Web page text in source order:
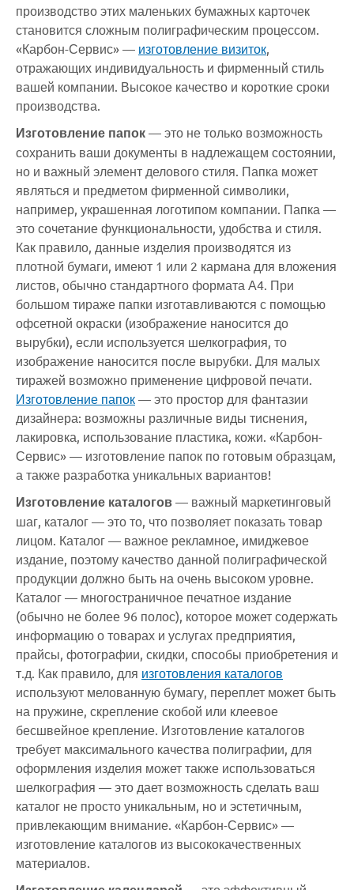
производство этих маленьких бумажных карточек
становится сложным полиграфическим процессом.
«Карбон-Сервис» — изготовление визиток,
отражающих индивидуальность и фирменный стиль
вашей компании. Высокое качество и короткие сроки
производства.
Изготовление папок — это не только возможность
сохранить ваши документы в надлежащем состоянии,
но и важный элемент делового стиля. Папка может
являться и предметом фирменной символики,
например, украшенная логотипом компании. Папка —
это сочетание функциональности, удобства и стиля.
Как правило, данные изделия производятся из
плотной бумаги, имеют 1 или 2 кармана для вложения
листов, обычно стандартного формата А4. При
большом тираже папки изготавливаются с помощью
офсетной окраски (изображение наносится до
вырубки), если используется шелкография, то
изображение наносится после вырубки. Для малых
тиражей возможно применение цифровой печати.
Изготовление папок — это простор для фантазии
дизайнера: возможны различные виды тиснения,
лакировка, использование пластика, кожи. «Карбон-
Сервис» — изготовление папок по готовым образцам,
а также разработка уникальных вариантов!
Изготовление каталогов — важный маркетинговый
шаг, каталог — это то, что позволяет показать товар
лицом. Каталог — важное рекламное, имиджевое
издание, поэтому качество данной полиграфической
продукции должно быть на очень высоком уровне.
Каталог — многостраничное печатное издание
(обычно не более 96 полос), которое может содержать
информацию о товарах и услугах предприятия,
прайсы, фотографии, скидки, способы приобретения и
т.д. Как правило, для изготовления каталогов
используют мелованную бумагу, переплет может быть
на пружине, скрепление скобой или клеевое
бесшвейное крепление. Изготовление каталогов
требует максимального качества полиграфии, для
оформления изделия может также использоваться
шелкография — это дает возможность сделать ваш
каталог не просто уникальным, но и эстетичным,
привлекающим внимание. «Карбон-Сервис» —
изготовление каталогов из высококачественных
материалов.